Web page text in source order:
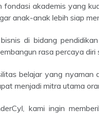
fondasi akademis yang
anak-anak lebih siap
rasa percaya
menjadi mitra utama